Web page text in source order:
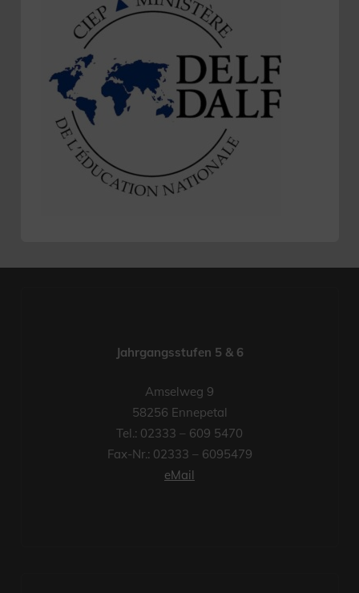
Jahrgangsstufen 5 & 6
Amselweg 9
58256 Ennepetal
Tel.: 02333 – 609 5470
Fax-Nr.: 02333 – 6095479
eMail